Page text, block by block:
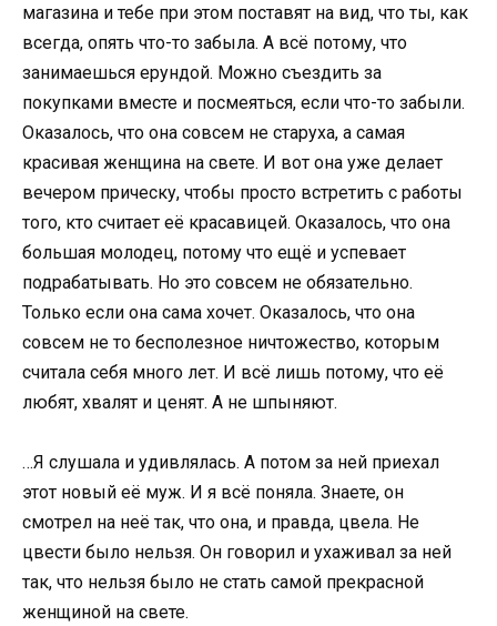
магазина и тебе при этом поставят на вид, что ты, как
всегда, опять что-то забыла. А всё потому, что
занимаешься ерундой. Можно съездить за
покупками вместе и посмеяться, если что-то забыли.
Оказалось, что она совсем не старуха, а самая
красивая женщина на свете. И вот она уже делает
вечером прическу, чтобы просто встретить с работы
того, кто считает её красавицей. Оказалось, что она
большая молодец, потому что ещё и успевает
подрабатывать. Но это совсем не обязательно.
Только если она сама хочет. Оказалось, что она
совсем не то бесполезное ничтожество, которым
считала себя много лет. И всё лишь потому, что её
любят, хвалят и ценят. А не шпыняют.
…Я слушала и удивлялась. А потом за ней приехал
этот новый её муж. И я всё поняла. Знаете, он
смотрел на неё так, что она, и правда, цвела. Не
цвести было нельзя. Он говорил и ухаживал за ней
так, что нельзя было не стать самой прекрасной
женщиной на свете.